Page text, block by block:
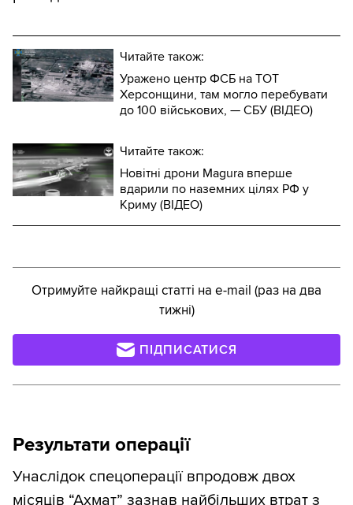
Читайте також:
Уражено центр ФСБ на ТОТ
Херсонщини, там могло перебувати
до 100 військових, — СБУ (ВIДЕО)
Читайте також:
Новітні дрони Magura вперше
вдарили по наземних цілях РФ у
Криму (ВІДЕО)
Отримуйте найкращі статті на e-mail (раз на два
тижні)
ПІДПИСАТИСЯ
Результати операції
Унаслідок спецоперації впродовж двох
місяців “Ахмат” зазнав найбільших втрат з